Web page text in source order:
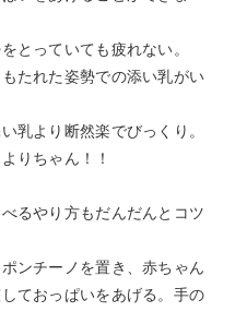
とっていても疲れない。
たれた姿勢での添い乳がい
乳より断然楽でびっくり。
りちゃん！！
るやり方もだんだんとコツ
ンチーノを置き、赤ちゃん
ておっぱいをあげる。手の